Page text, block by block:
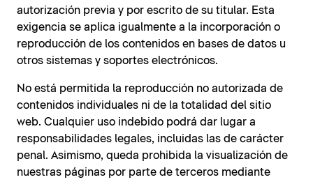
autorización previa y por escrito de su titular. Esta
exigencia se aplica igualmente a la incorporación o
reproducción de los contenidos en bases de datos u
otros sistemas y soportes electrónicos.
No está permitida la reproducción no autorizada de
contenidos individuales ni de la totalidad del sitio
web. Cualquier uso indebido podrá dar lugar a
responsabilidades legales, incluidas las de carácter
penal. Asimismo, queda prohibida la visualización de
nuestras páginas por parte de terceros mediante